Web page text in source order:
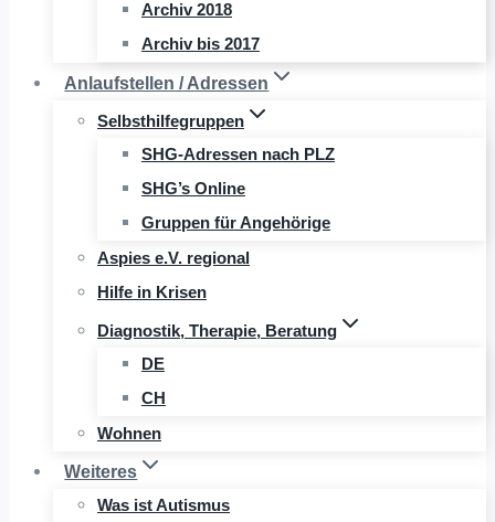
Archiv 2018
Archiv bis 2017
Anlaufstellen / Adressen
Selbsthilfegruppen
SHG-Adressen nach PLZ
SHG’s Online
Gruppen für Angehörige
Aspies e.V. regional
Hilfe in Krisen
Diagnostik, Therapie, Beratung
DE
CH
Wohnen
Weiteres
Was ist Autismus